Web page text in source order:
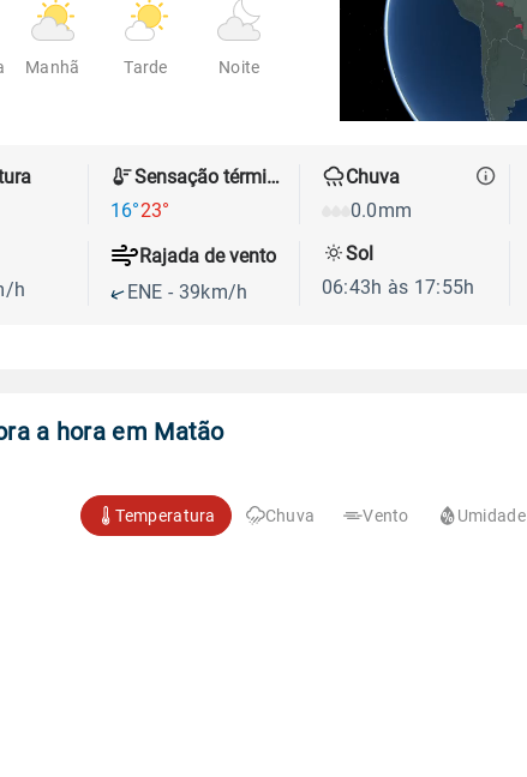
Manhã Tarde Noite
Sensação térmica
16°23°
Chuva
0.0mm
h
Rajada de vento
ENE - 39km/h
Sol
06:43h às 17:55h
a hora em Matão
Temperatura Chuva Vento Umidade